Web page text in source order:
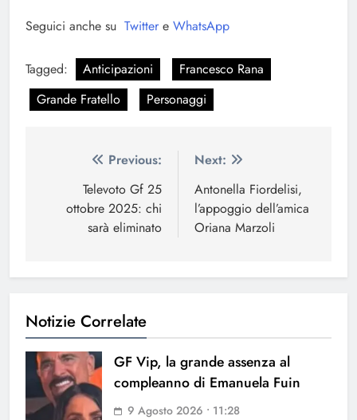
Seguici anche su Twitter e WhatsApp
Tagged: Anticipazioni
Francesco Rana
Grande Fratello
Personaggi
Navigazione
articoli
Previous:
Televoto Gf 25
ottobre 2025: chi
sarà eliminato
Next:
Antonella Fiordelisi,
l’appoggio dell’amica
Oriana Marzoli
Notizie Correlate
GF Vip, la grande assenza al
compleanno di Emanuela Fuin
9 Agosto 2026 • 11:28